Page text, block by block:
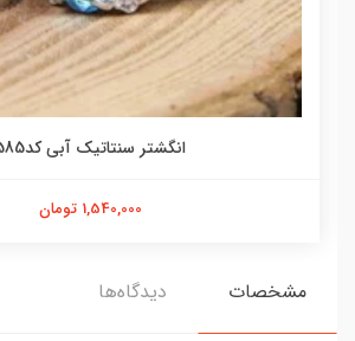
انگشتر سنتاتیک آبی کد585
1,540,000 تومان
مشخصات دیدگاه‌ها